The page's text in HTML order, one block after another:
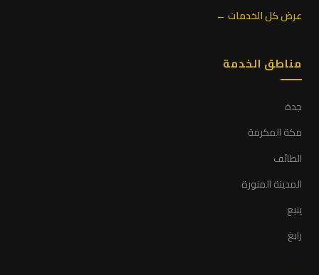
عرض كل الخدمات ←
مناطق الخدمة
جدة
مكة المكرمة
الطائف
المدينة المنورة
ينبع
رابغ